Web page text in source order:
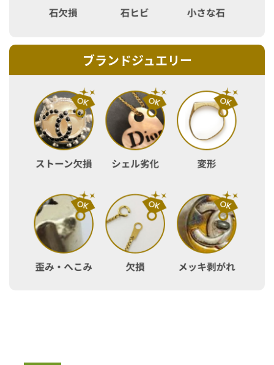
ブランドジュエリー